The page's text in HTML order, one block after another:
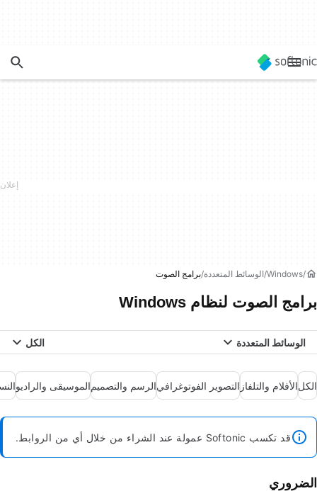
Windows الوسائط المتعددة برامج الصوت
برامج الصوت لنظام Windows
الوسائط المتعددة الكل
الكلالأفلام والتلفاز التصوير الفوتوغرافيالرسم والتصميمالموسيقى والراديو
قد تكسب Softonic عمولة عند الشراء من خلال أي من الروابط.
الضروري